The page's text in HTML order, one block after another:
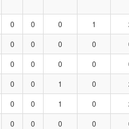
0 0 0 1
0 0 0 0
0 0 0 0
0 0 1 0
0 0 1 0
0 0 0 0